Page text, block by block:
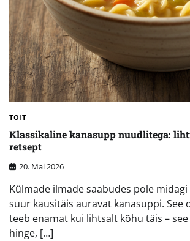
TOIT
Klassikaline kanasupp nuudlitega:
retsept
20. Mai 2026
Külmade ilmade saabudes pole
suur kausitäis auravat kanasuppi. See
teeb enamat kui lihtsalt kõhu täis –
hinge, […]